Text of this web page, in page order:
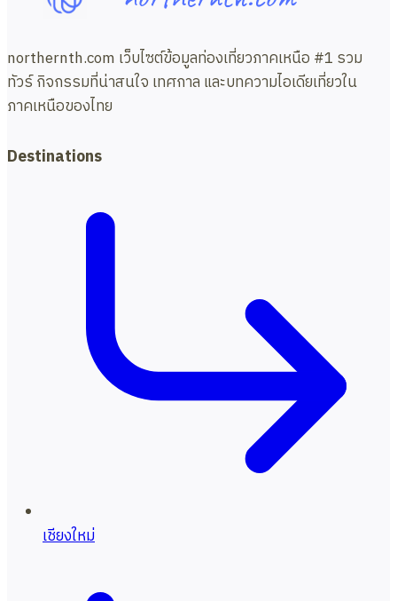
.
3วัน2คืน
northernth.com เว็บไซต์ข้อมูลท่องเที่ยวภาคเหนือ #1 รวม
ทัวร์ กิจกรรมที่น่าสนใจ เทศกาล และบทความไอเดียเที่ยวใน
ภาคเหนือของไทย
Destinations
เชียงใหม่